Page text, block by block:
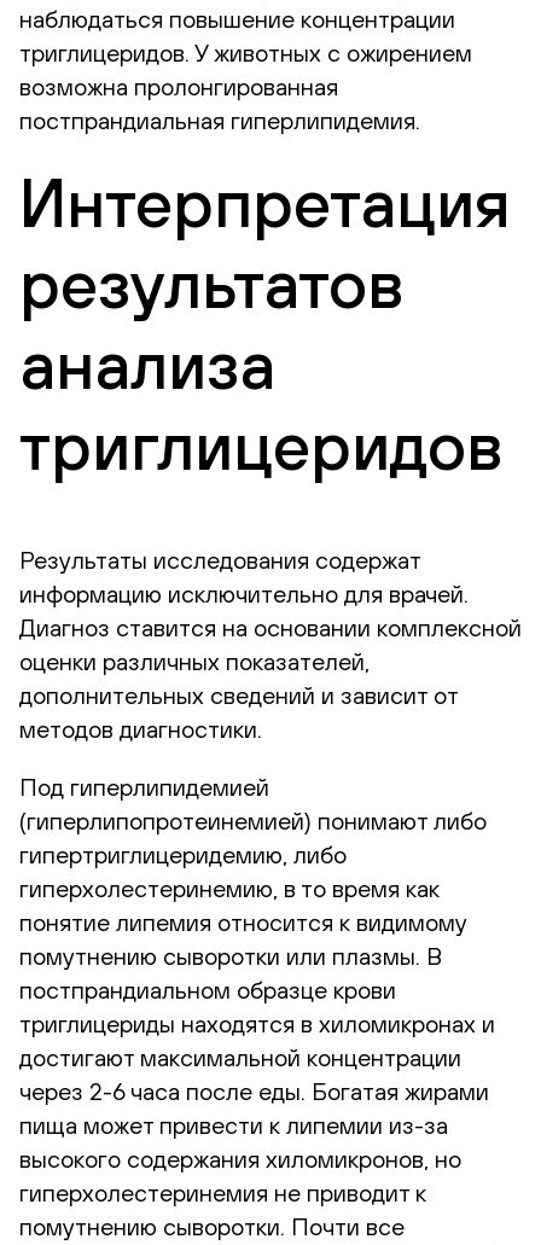
наблюдаться повышение концентрации
триглицеридов. У животных с ожирением
возможна пролонгированная
постпрандиальная гиперлипидемия.
Интерпретация
результатов
анализа
триглицеридов
Результаты исследования содержат
информацию исключительно для врачей.
Диагноз ставится на основании комплексной
оценки различных показателей,
дополнительных сведений и зависит от
методов диагностики.
Под гиперлипидемией
(гиперлипопротеинемией) понимают либо
гипертриглицеридемию, либо
гиперхолестеринемию, в то время как
понятие липемия относится к видимому
помутнению сыворотки или плазмы. В
постпрандиальном образце крови
триглицериды находятся в хиломикронах и
достигают максимальной концентрации
через 2-6 часа после еды. Богатая жирами
пища может привести к липемии из-за
высокого содержания хиломикронов, но
гиперхолестеринемия не приводит к
помутнению сыворотки. Почти все